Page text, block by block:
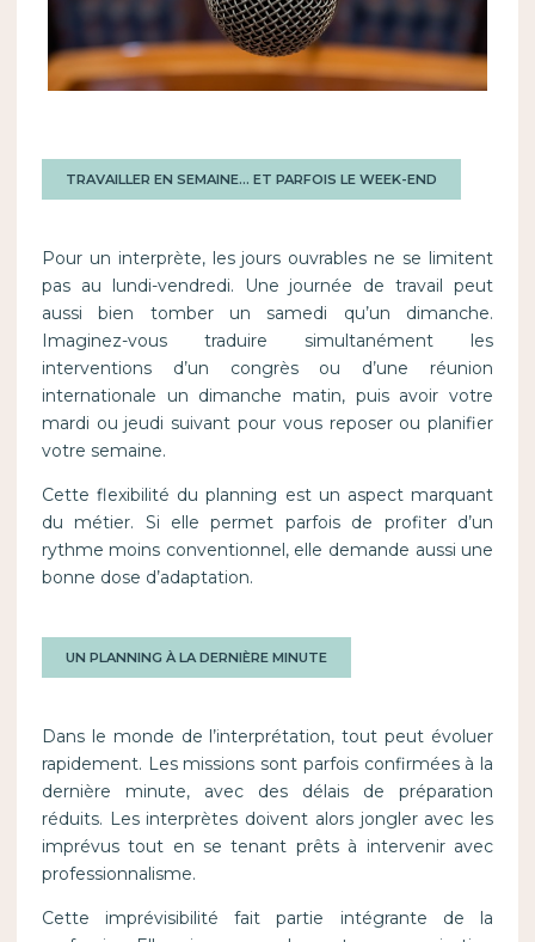
TRAVAILLER EN SEMAINE… ET PARFOIS LE WEEK-END
Pour un interprète, les jours ouvrables ne se limitent
pas au lundi-vendredi. Une journée de travail peut
aussi bien tomber un samedi qu’un dimanche.
Imaginez-vous traduire simultanément les
interventions d’un congrès ou d’une réunion
internationale un dimanche matin, puis avoir votre
mardi ou jeudi suivant pour vous reposer ou planifier
votre semaine.
Cette flexibilité du planning est un aspect marquant
du métier. Si elle permet parfois de profiter d’un
rythme moins conventionnel, elle demande aussi une
bonne dose d’adaptation.
UN PLANNING À LA DERNIÈRE MINUTE
Dans le monde de l’interprétation, tout peut évoluer
rapidement. Les missions sont parfois confirmées à la
dernière minute, avec des délais de préparation
réduits. Les interprètes doivent alors jongler avec les
imprévus tout en se tenant prêts à intervenir avec
professionnalisme.
Cette imprévisibilité fait partie intégrante de la